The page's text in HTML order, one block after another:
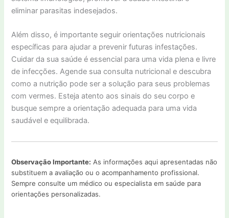
eliminar parasitas indesejados.
Além disso, é importante seguir orientações nutricionais
específicas para ajudar a prevenir futuras infestações.
Cuidar da sua saúde é essencial para uma vida plena e livre
de infecções. Agende sua consulta nutricional e descubra
como a nutrição pode ser a solução para seus problemas
com vermes. Esteja atento aos sinais do seu corpo e
busque sempre a orientação adequada para uma vida
saudável e equilibrada.
Observação Importante: As informações aqui apresentadas não
substituem a avaliação ou o acompanhamento profissional.
Sempre consulte um médico ou especialista em saúde para
orientações personalizadas.